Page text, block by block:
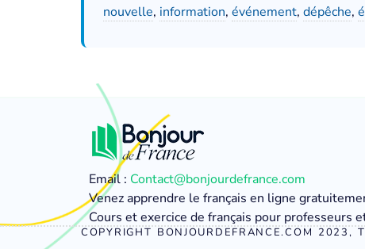
nouvelle, information, événement, dépêche,
Email : Contact@bonjourdefrance.com
Venez apprendre le français en ligne
Cours et exercice de français pour professeurs
COPYRIGHT BONJOURDEFRANCE.COM 2023,